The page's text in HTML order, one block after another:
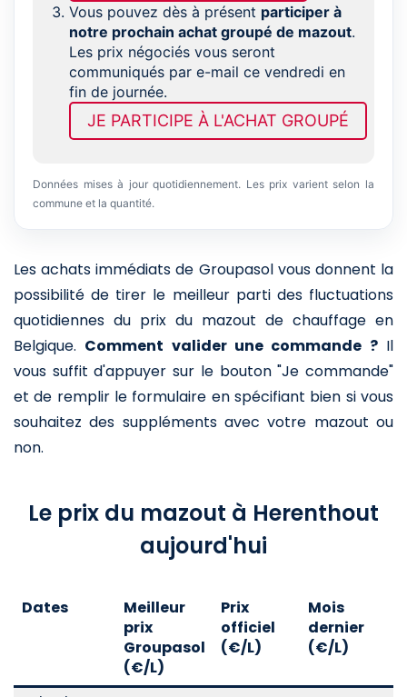
Vous pouvez dès à présent participer à
notre prochain achat groupé de mazout.
Les prix négociés vous seront
communiqués par e-mail ce vendredi en
fin de journée.
JE PARTICIPE À L'ACHAT GROUPÉ
Données mises à jour quotidiennement. Les prix varient selon la
commune et la quantité.
Les achats immédiats de Groupasol vous donnent la
possibilité de tirer le meilleur parti des fluctuations
quotidiennes du prix du mazout de chauffage en
Belgique. Comment valider une commande ?Il
vous suffit d'appuyer sur le bouton "Je commande"
et de remplir le formulaire en spécifiant bien si vous
souhaitez des suppléments avec votre mazout ou
non.
Le prix du mazout à Herenthout
aujourd'hui
Dates
Meilleur
prix
Groupasol
(€/L)
Prix
officiel
(€/L)
Mois
dernier
(€/L)